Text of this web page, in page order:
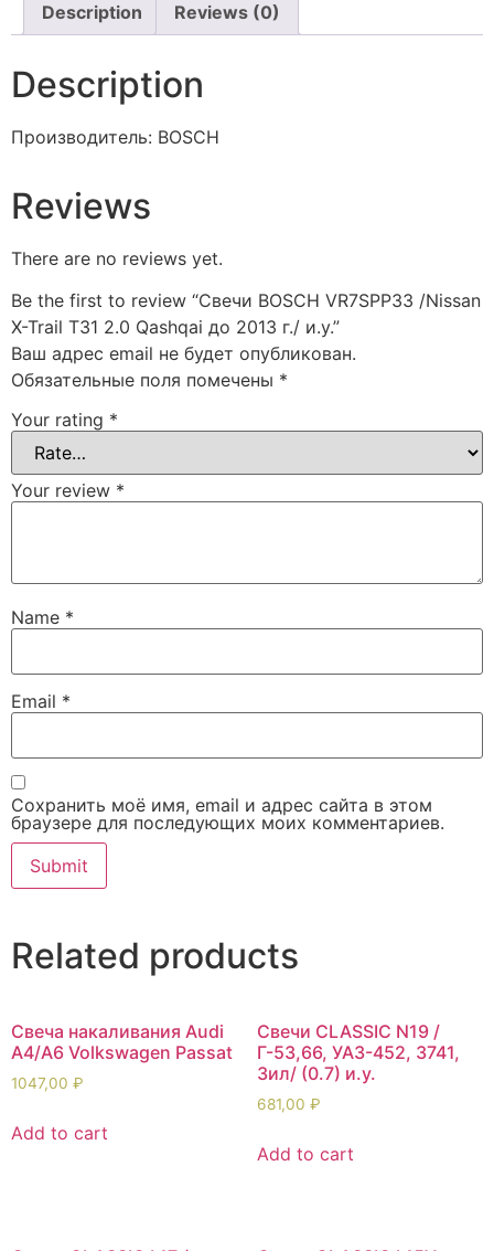
Description Reviews (0)
Description
Производитель: BOSCH
Reviews
There are no reviews yet.
Be the first to review “Свечи BOSCH VR7SPP33 /Nissan
X-Trail T31 2.0 Qashqai до 2013 г./ и.у.”
Ваш адрес email не будет опубликован.
Обязательные поля помечены *
Your rating *
Your review *
Name *
Email *
Сохранить моё имя, email и адрес сайта в этом
браузере для последующих моих комментариев.
Related products
Свеча накаливания Audi
A4/A6 Volkswagen Passat
1047,00 ₽
Add to cart
Свечи CLASSIC N19 /
Г-53,66, УАЗ-452, 3741,
Зил/ (0.7) и.у.
681,00 ₽
Add to cart